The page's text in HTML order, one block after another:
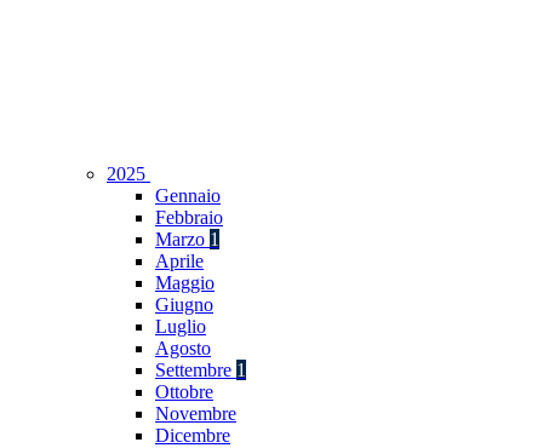
2025
Gennaio
Febbraio
Marzo 1
Aprile
Maggio
Giugno
Luglio
Agosto
Settembre 1
Ottobre
Novembre
Dicembre